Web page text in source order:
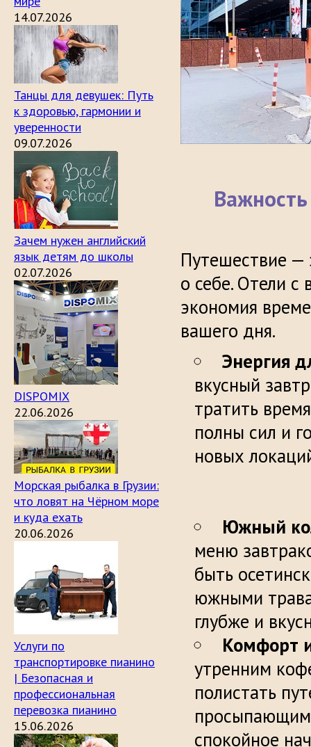
14.07.2026
Танцы для девушек: Путь
к здоровью, гармонии и
уверенности
09.07.2026
Зачем нужен английский
язык детям до школы
02.07.2026
DISPOMIX
22.06.2026
Морская рыбалка в Грузии:
что ловят на Чёрном море
и куда ехать
20.06.2026
Услуги по
транспортировке пианино
| Безопасная и
профессиональная
перевозка пианино
15.06.2026
Путешествие —
о себе. Отели
экономия
вашего дня.
Энергия
вкусный
тратить
полны сил и
новых
Южный
меню
быть
южными
Комфорт
утренним
полистать
спокойное